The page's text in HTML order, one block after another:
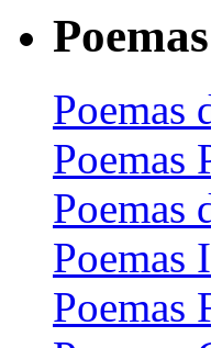
Poemas
Poemas
Poemas
Poemas
Poemas